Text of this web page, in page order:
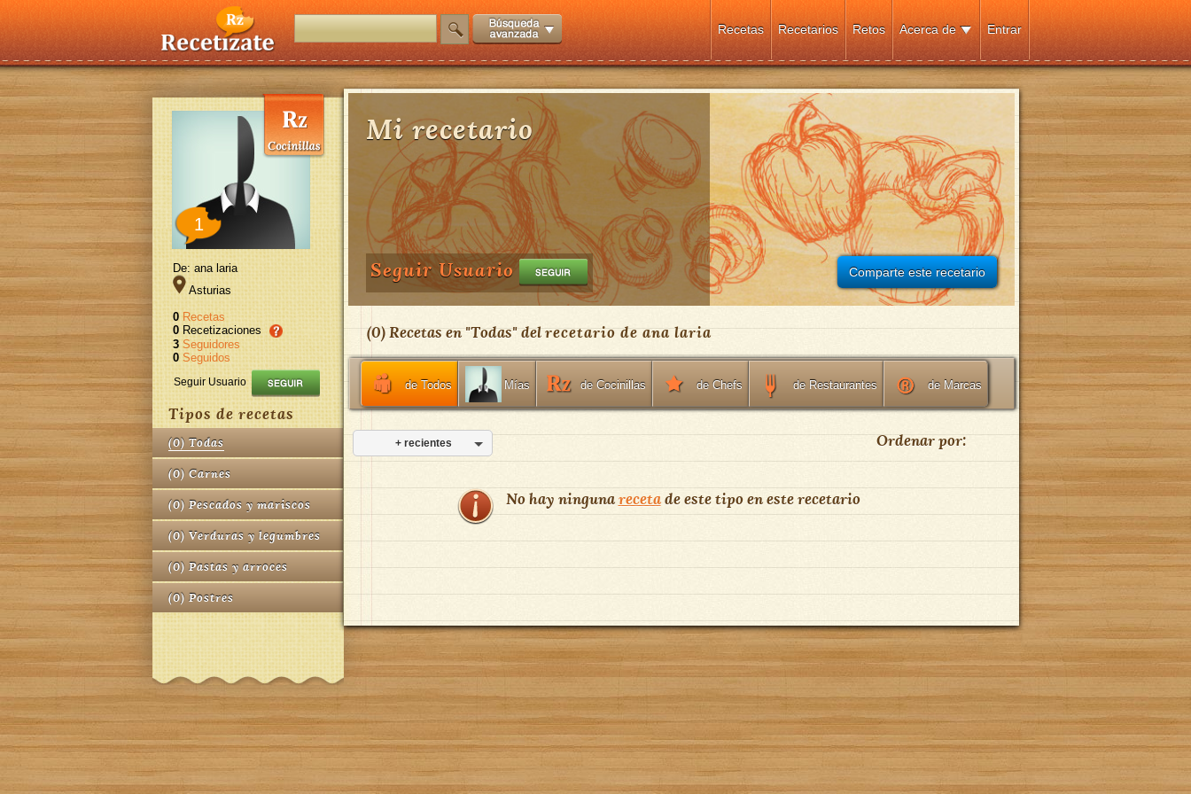
Entrar
Acerca de
Retos
Recetarios
Recetas
1
De: ana laria
Asturias
0 Recetas
0 Recetizaciones
3 Seguidores
0 Seguidos
Seguir Usuario
Tipos de recetas
(0) Todas
(0) Carnes
(0) Pescados y mariscos
(0) Verduras y legumbres
(0) Pastas y arroces
(0) Postres
Comparte este recetario
Mi recetario
Seguir Usuario
(0) Recetas en "Todas" delrecetario de ana laria
de Todos Mías de Cocinillas de Chefs de Restaurantes de Marcas
Ordenar por:
+ recientes
No hay ningunarecetade este tipo en este recetario